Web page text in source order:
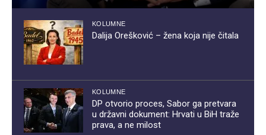
KOLUMNE
Dalija Orešković – žena koja nije čitala
KOLUMNE
DP otvorio proces, Sabor ga pretvara
u državni dokument: Hrvati u BiH traže
prava, a ne milost